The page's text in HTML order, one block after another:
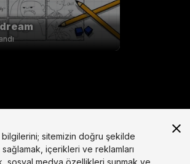
bilgilerini; sitemizin doğru şekilde
sağlamak, içerikleri ve reklamları
sosyal medya özellikleri sunmak ve